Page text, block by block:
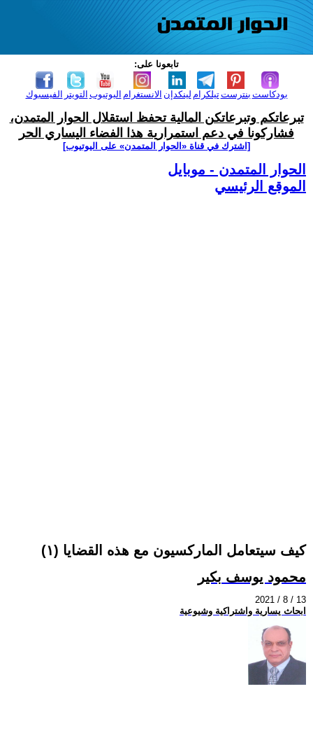
تابعونا على:
الفيسبوك التويتر اليوتيوب الانستغرام لينكدإن تيلكرامبنترست بودكاست
تبرعاتكم وتبرعاتكن المالية تحفظ استقلال الحوار المتمدن،
فشاركونا في دعم استمرارية هذا الفضاء اليساري الحر
[اشترك في قناة ‫«الحوار المتمدن» على اليوتيوب]
الحوار المتمدن - موبايل
الموقع الرئيسي
كيف سيتعامل الماركسيون مع هذه القضايا (١)
محمود يوسف بكير
2021 / 8 / 13
ابحاث يسارية واشتراكية وشيوعية